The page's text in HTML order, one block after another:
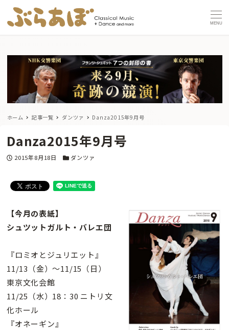
MENU
ホーム 記事一覧 ダンツァ Danza2015年9月号
Danza2015年9月号
投稿日
2015年8月18日 カテゴリー
ダンツァ
【今月の表紙】
シュツットガルト・バレエ団
『ロミオとジュリエット』
11/13（金）〜11/15（日）
東京文化会館
11/25（水）18：30 ニトリ文
化ホール
『オネーギン』